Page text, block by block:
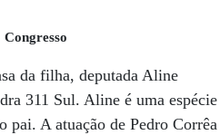
da filha, deputada Aline
311 Sul. Aline é uma espécie
pai. A atuação de Pedro Corrêa